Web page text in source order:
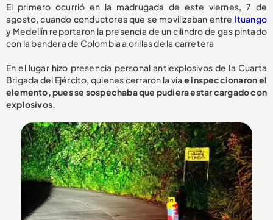
El primero ocurrió en la madrugada de este viernes, 7 de
agosto, cuando conductores que se movilizaban entre Ituango
y Medellín reportaron la presencia de un cilindro de gas pintado
con la bandera de Colombia a orillas de la carretera
En el lugar hizo presencia personal antiexplosivos de la Cuarta
Brigada del Ejército, quienes cerraron la vía e inspeccionaron el
elemento, pues se sospechaba que pudiera estar cargado con
explosivos.